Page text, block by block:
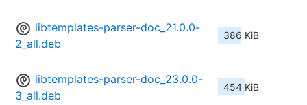
libtemplates-parser-doc_21.0.0-
2_all.deb
386 KiB
libtemplates-parser-doc_23.0.0-
3_all.deb
454 KiB